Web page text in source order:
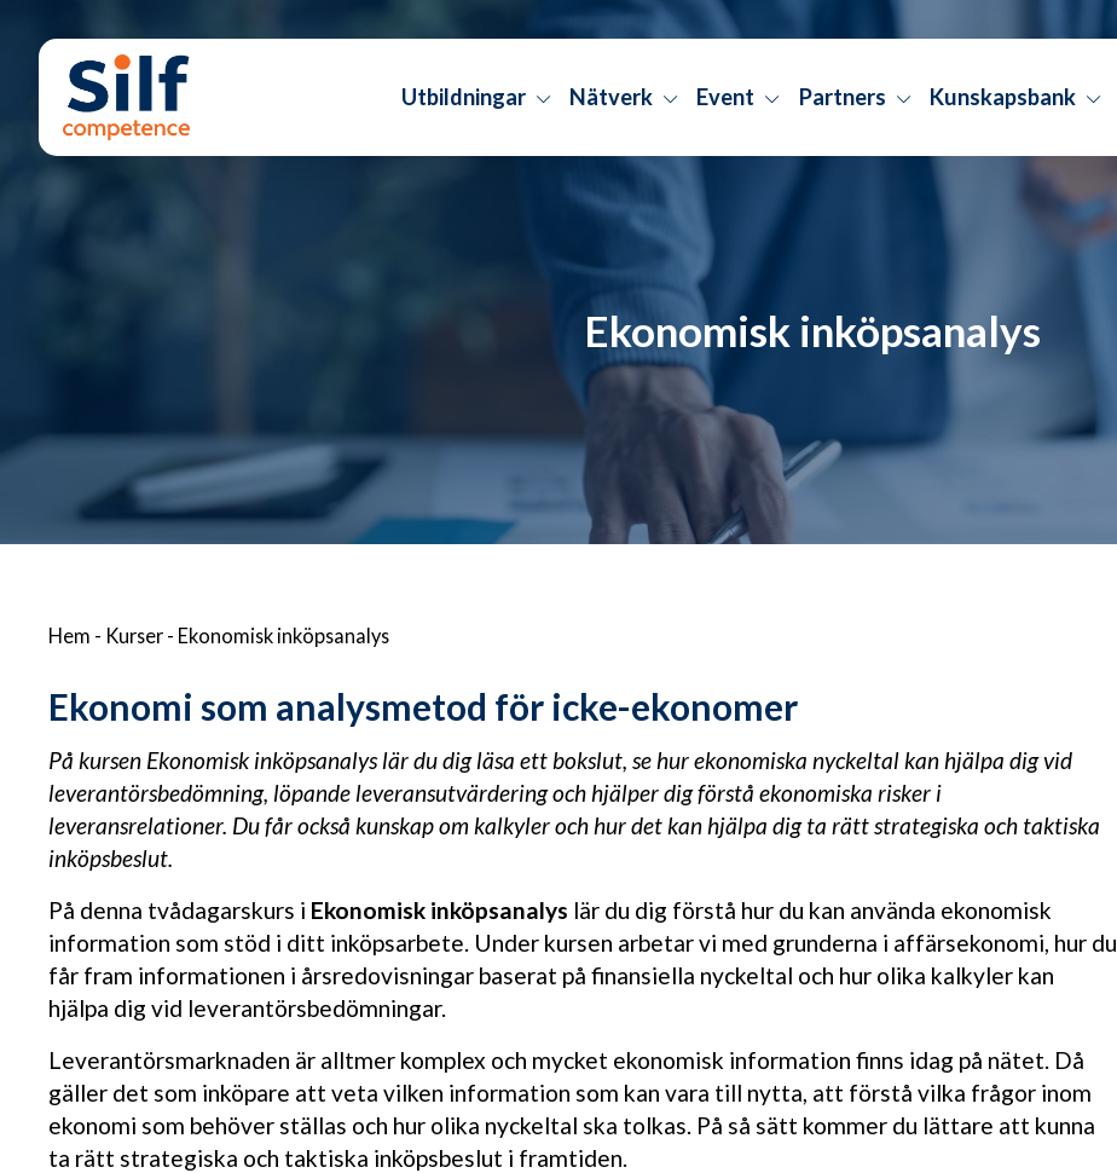
Utbildningar Nätverk Event Partners Kunskapsbank
Ekonomisk inköpsanalys
Hem - Kurser - Ekonomisk inköpsanalys
Ekonomi som analysmetod för icke-ekonomer
På kursen Ekonomisk inköpsanalys lär du dig läsa ett bokslut, se hur ekonomiska nyckeltal kan hjälpa dig vid
leverantörsbedömning, löpande leveransutvärdering och hjälper dig förstå ekonomiska risker i
leveransrelationer. Du får också kunskap om kalkyler och hur det kan hjälpa dig ta rätt strategiska och taktiska
inköpsbeslut.
På denna tvådagarskurs i Ekonomisk inköpsanalys lär du dig förstå hur du kan använda ekonomisk
information som stöd i ditt inköpsarbete. Under kursen arbetar vi med grunderna i affärsekonomi, hur du
får fram informationen i årsredovisningar baserat på finansiella nyckeltal och hur olika kalkyler kan
hjälpa dig vid leverantörsbedömningar.
Leverantörsmarknaden är alltmer komplex och mycket ekonomisk information finns idag på nätet. Då
gäller det som inköpare att veta vilken information som kan vara till nytta, att förstå vilka frågor inom
ekonomi som behöver ställas och hur olika nyckeltal ska tolkas. På så sätt kommer du lättare att kunna
ta rätt strategiska och taktiska inköpsbeslut i framtiden.